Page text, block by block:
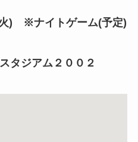
火) ※ナイトゲーム(予定)
タジアム２００２